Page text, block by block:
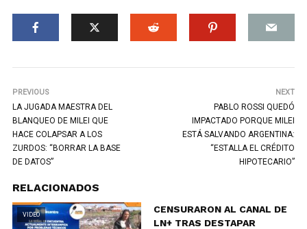
PREVIOUS
LA JUGADA MAESTRA DEL
BLANQUEO DE MILEI QUE
HACE COLAPSAR A LOS
ZURDOS: “BORRAR LA BASE
DE DATOS”
NEXT
PABLO ROSSI QUEDÓ
IMPACTADO PORQUE MILEI
ESTÁ SALVANDO ARGENTINA:
“ESTALLA EL CRÉDITO
HIPOTECARIO”
RELACIONADOS
VIDEO
CENSURARON AL CANAL DE
LN+ TRAS DESTAPAR